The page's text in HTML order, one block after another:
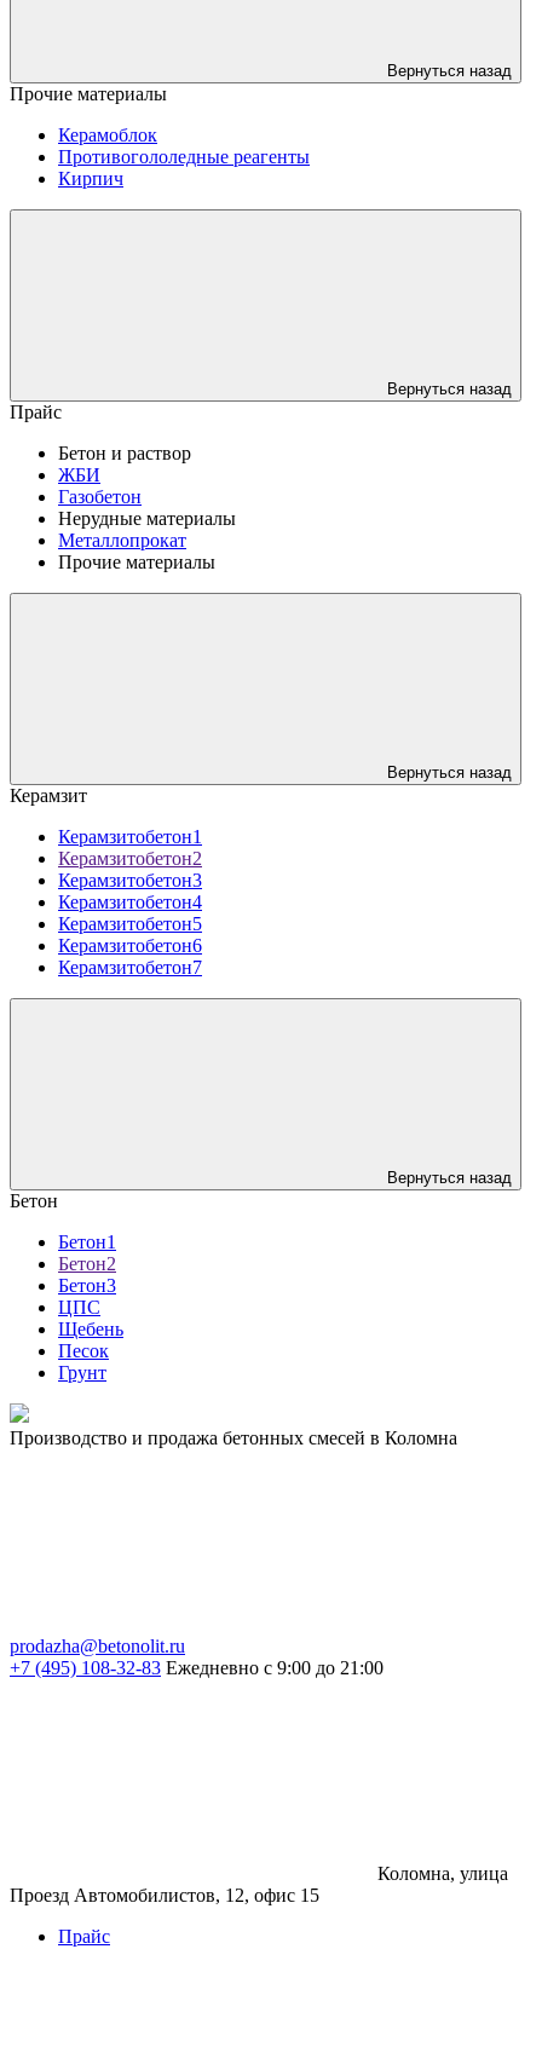
Вернуться назад
Прочие материалы
Керамоблок
Противогололедные реагенты
Кирпич
Вернуться назад
Прайс
Бетон и раствор
ЖБИ
Газобетон
Нерудные материалы
Металлопрокат
Прочие материалы
Вернуться назад
Керамзит
Керамзитобетон1
Керамзитобетон2
Керамзитобетон3
Керамзитобетон4
Керамзитобетон5
Керамзитобетон6
Керамзитобетон7
Вернуться назад
Бетон
Бетон1
Бетон2
Бетон3
ЦПС
Щебень
Песок
Грунт
Производство и продажа бетонных смесей в Коломна
prodazha@betonolit.ru
+7 (495) 108-32-83 Ежедневно с 9:00 до 21:00
Коломна, улица
Проезд Автомобилистов, 12, офис 15
Прайс